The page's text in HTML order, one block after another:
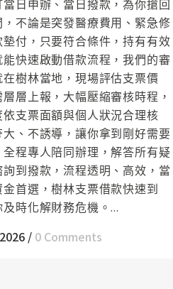
日申辦、當日撥款，為你搶回
，不論是突發醫療費用、緊急修
墊付，只要符合條件，持有有效
能快速啟動借款流程，我們的審
樹林當地，現場評估支票價
層上報，大幅壓縮審核時程，
支票面額與個人狀況合理核
大、不誘導，讓你拿到剛好需要
全程專人陪同辦理，解答所有疑
詢到撥款，流程透明、高效，當
首選，樹林支票借款快速到
時化解財務危機。...
/ 0 Comments